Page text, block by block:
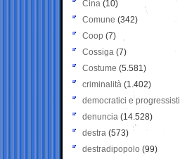
Cina (10)
Comune (342)
Coop (7)
Cossiga (7)
Costume (5.581)
criminalità (1.402)
democratici e progressisti
denuncia (14.528)
destra (573)
destradipopolo (99)